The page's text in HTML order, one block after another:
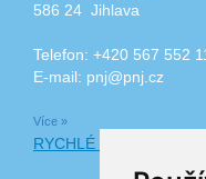
586 24 Jihlava
Telefon: +420 567 552
E-mail: pnj@pnj.cz
Více »
RYCHLÉ ODKAZY